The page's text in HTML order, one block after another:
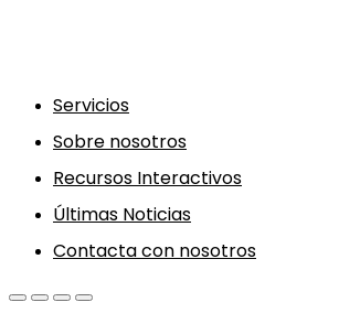
Servicios
Sobre nosotros
Recursos Interactivos
Últimas Noticias
Contacta con nosotros